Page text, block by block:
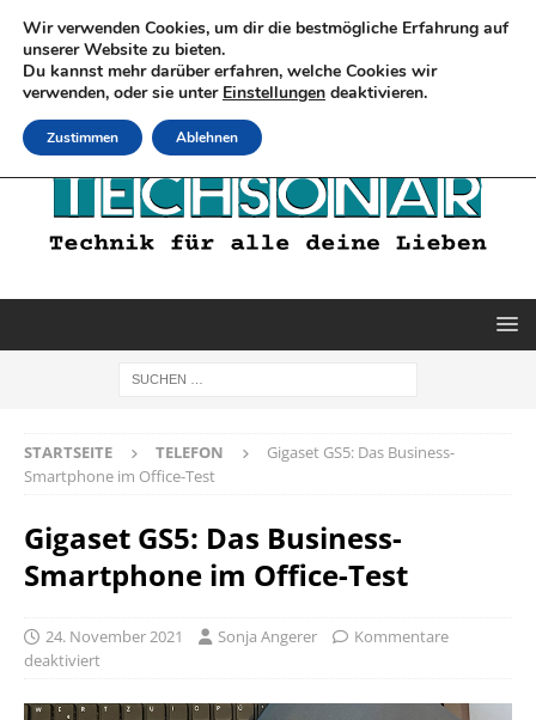
STARTSEITE TELEFON
Gigaset GS5: Das Business-
Smartphone im Office-Test
Gigaset GS5: Das Business-
Smartphone im Office-Test
24. November 2021 Sonja Angerer
Kommentare
deaktiviert
Wir verwenden Cookies, um dir die bestmögliche Erfahrung auf
unserer Website zu bieten.
Du kannst mehr darüber erfahren, welche Cookies wir
verwenden, oder sie unter Einstellungen deaktivieren.
Zustimmen Ablehnen